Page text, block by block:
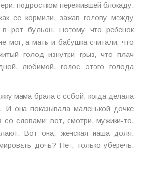
подростком пережившей блокаду.
ее кормили, зажав голову между
в рот бульон. Потому что ребенок
мог, а мать и бабушка считали, что
голод изнутри грыз, что плач
любимой, голос этого голода
мама брала с собой, когда делала
И она показывала маленькой дочке
со словами: вот, смотри, мужики-то,
Вот она, женская наша доля.
дочь? Нет, только уберечь.